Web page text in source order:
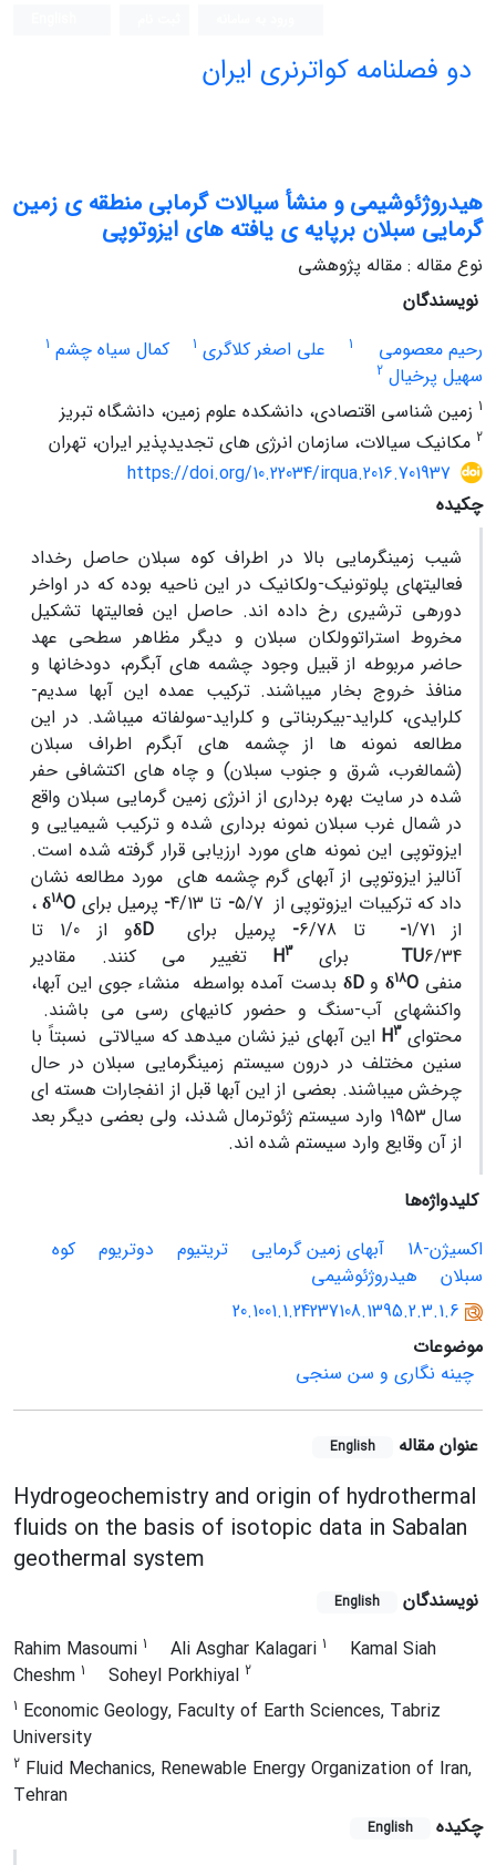
دو فصلنامه کواترنری ایران
هیدروژئوشیمی و منشأ سیالات گرمابی منطقه ی زمین
گرمایی سبلان برپایه ی یافته های ایزوتوپی
نوع مقاله : مقاله پژوهشی
نویسندگان
رحیم معصومی
1 علی اصغر کلاگری 1 کمال سیاه چشم 1
سهیل پرخیال 2
1 زمین شناسی اقتصادی، دانشکده علوم زمین، دانشگاه تبریز
2 مکانیک سیالات، سازمان انرژی های تجدیدپذیر ایران، تهران
https://doi.org/10.22034/irqua.2016.701937
چکیده
شیب زمین­گرمایی بالا در اطراف کوه سبلان حاصل رخداد
فعالیت­های پلوتونیک-ولکانیک در این ناحیه بوده که در اواخر
دوره­ی ترشیری رخ داده اند. حاصل این فعالیت­ها تشکیل
مخروط استراتوولکان سبلان و دیگر مظاهر سطحی عهد
حاضر مربوطه از قبیل وجود چشمه­ های آب­گرم، دودخان­ها و
منافذ خروج بخار می­باشند. ترکیب عمده این آب­ها سدیم-
کلرایدی، کلراید-بی­کربناتی و کلراید-سولفاته می­باشد. در این
مطالعه نمونه ­ها از چشمه­ های آب­گرم اطراف سبلان
(شمالغرب، شرق و جنوب سبلان) و چاه­ های اکتشافی حفر
شده در سایت بهره­ برداری از انرژی زمین­ گرمایی سبلان واقع
در شمال غرب سبلان نمونه­ برداری شده و ترکیب شیمیایی و
ایزوتوپی این نمونه­ های مورد ارزیابی قرار گرفته شده است.
آنالیز ایزوتوپی از آبهای ­گرم چشمه­ های مورد مطالعه نشان
داد که ترکیبات ایزوتوپی از 5/7
- تا 4/13 - پرمیل برای δ18O
،
از 1/71
- تا 6/78 - پرمیل برایδD
و از 1/0 تا
6/34
TU برای3
H تغییر می کنند. مقادیر
منفی
δ18O وδD بدست آمده بواسطه منشاء جوی این آب­ها،
واکنش­های آب-سنگ و حضور کانی­های رسی می باشند.
محتوای3
H این آب­های نیز نشان می­دهد که سیالاتی نسبتاً با
سنین مختلف در درون سیستم زمین­گرمایی سبلان در حال
چرخش می­باشند. بعضی از این آبها قبل از انفجارات هسته­ ای
سال 1953 وارد سیستم ژئوترمال شدند، ولی بعضی دیگر بعد
از آن وقایع وارد سیستم شده اند.
کلیدواژه‌ها
اکسیژن-18
آبهای زمین گرمایی تریتیوم دوتریوم
کوه
سبلان
هیدروژئوشیمی
20.1001.1.24237108.1395.2.3.1.6
موضوعات
چینه نگاری و سن سنجی
عنوان مقاله English
Hydrogeochemistry and origin of hydrothermal
fluids on the basis of isotopic data in Sabalan
geothermal system
نویسندگان English
Rahim Masoumi 1 Ali Asghar Kalagari 1
Kamal Siah
Cheshm 1 Soheyl Porkhiyal 2
1 Economic Geology, Faculty of Earth Sciences, Tabriz
University
2 Fluid Mechanics, Renewable Energy Organization of Iran,
Tehran
چکیده
English